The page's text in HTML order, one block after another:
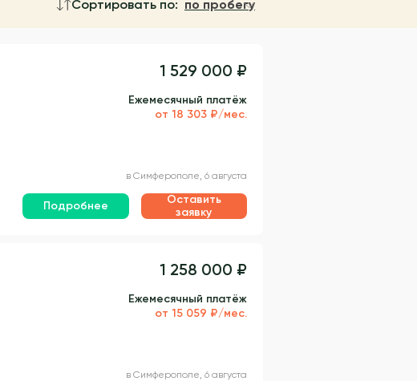
Сортировать по: по пробегу
1 529 000 ₽
Ежемесячный платёж
от 18 303 ₽/мес.
в Симферополе, 6 августа
Подробнее
Оставить
заявку
1 258 000 ₽
Ежемесячный платёж
от 15 059 ₽/мес.
в Симферополе, 6 августа